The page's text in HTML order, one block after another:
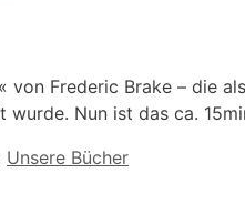
Frederic Brake – die
Nun ist das ca.
Unsere Bücher